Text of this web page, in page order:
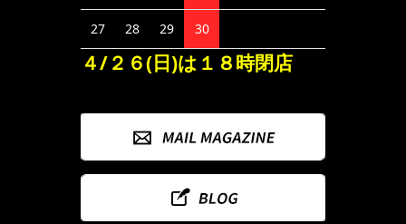
27 28 29 30
４/２６(日)は１８時閉店